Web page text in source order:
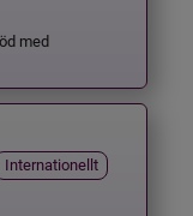
med
Internationellt